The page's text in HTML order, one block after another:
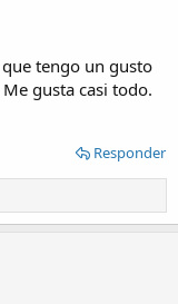
que tengo un gusto
gusta casi todo.
Responder